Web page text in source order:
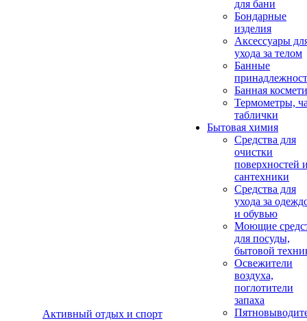
Активный отдых и спорт
для бани
Бондарные
изделия
Аксеcсуары
ухода за телом
Банные
Банная
Термометры,
таблички
Бытовая химия
Средства для
очистки
поверхностей
сантехники
Средства для
ухода за
и обувью
Моющие
для посуды,
бытовой
Освежители
воздуха,
поглотители
запаха